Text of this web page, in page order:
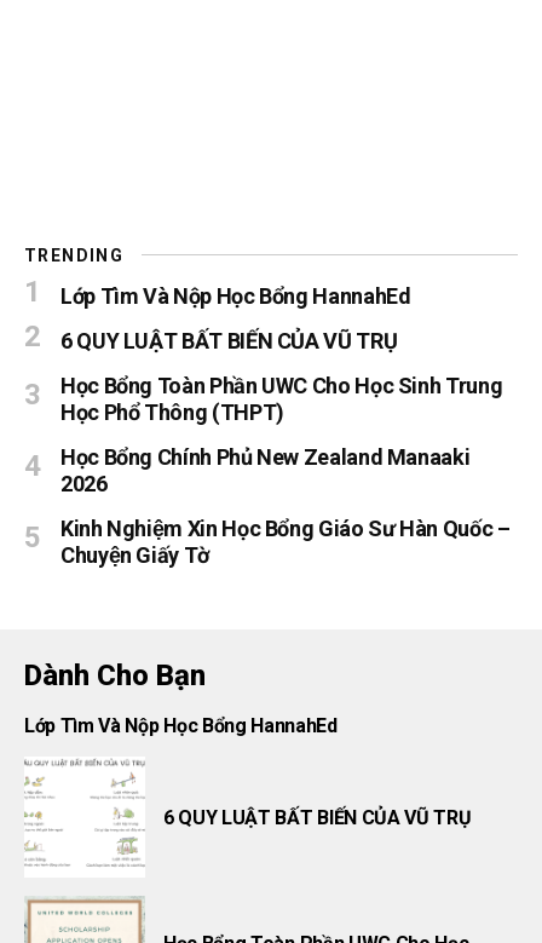
TRENDING
Lớp Tìm Và Nộp Học Bổng HannahEd
6 QUY LUẬT BẤT BIẾN CỦA VŨ TRỤ
Học Bổng Toàn Phần UWC Cho Học Sinh Trung
Học Phổ Thông (THPT)
Học Bổng Chính Phủ New Zealand Manaaki
2026
Kinh Nghiệm Xin Học Bổng Giáo Sư Hàn Quốc –
Chuyện Giấy Tờ
Dành Cho Bạn
Lớp Tìm Và Nộp Học Bổng HannahEd
6 QUY LUẬT BẤT BIẾN CỦA VŨ TRỤ